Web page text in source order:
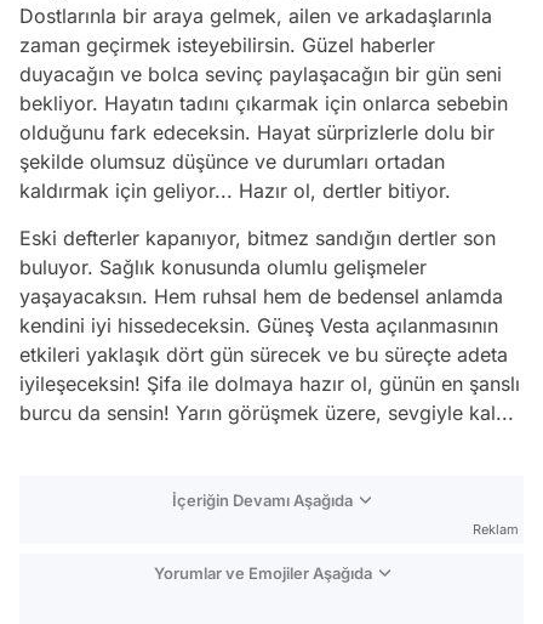
Dostlarınla bir araya gelmek, ailen ve arkadaşlarınla
zaman geçirmek isteyebilirsin. Güzel haberler
duyacağın ve bolca sevinç paylaşacağın bir gün seni
bekliyor. Hayatın tadını çıkarmak için onlarca sebebin
olduğunu fark edeceksin. Hayat sürprizlerle dolu bir
şekilde olumsuz düşünce ve durumları ortadan
kaldırmak için geliyor... Hazır ol, dertler bitiyor.
Eski defterler kapanıyor, bitmez sandığın dertler son
buluyor. Sağlık konusunda olumlu gelişmeler
yaşayacaksın. Hem ruhsal hem de bedensel anlamda
kendini iyi hissedeceksin. Güneş Vesta açılanmasının
etkileri yaklaşık dört gün sürecek ve bu süreçte adeta
iyileşeceksin! Şifa ile dolmaya hazır ol, günün en şanslı
burcu da sensin! Yarın görüşmek üzere, sevgiyle kal...
İçeriğin Devamı Aşağıda
Reklam
Yorumlar ve Emojiler Aşağıda